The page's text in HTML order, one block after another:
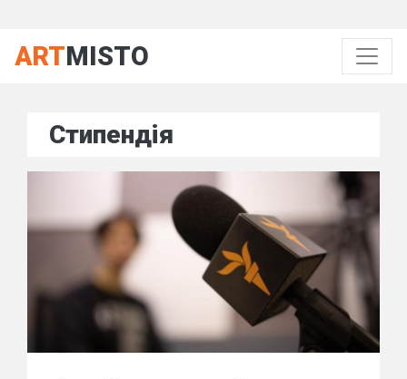
ARTMISTO
Стипендія